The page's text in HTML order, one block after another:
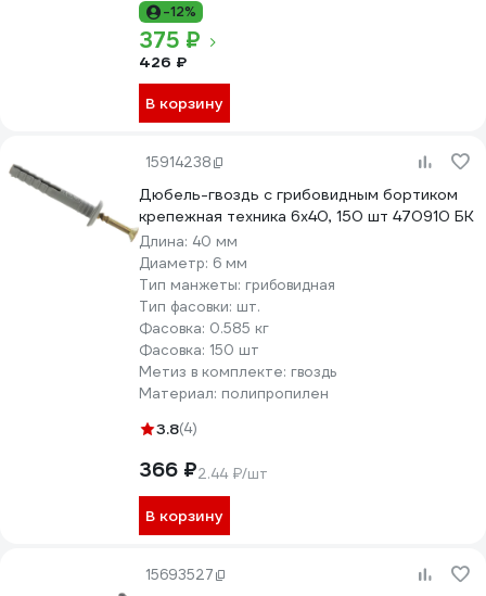
-12%
375 ₽
426 ₽
В корзину
15914238
Дюбель-гвоздь с грибовидным бортиком
крепежная техника 6x40, 150 шт 470910 БК
Длина: 40 мм
Диаметр: 6 мм
Тип манжеты: грибовидная
Тип фасовки: шт.
Фасовка: 0.585 кг
Фасовка: 150 шт
Метиз в комплекте: гвоздь
Материал: полипропилен
3.8(4)
366 ₽2.44 ₽/шт
В корзину
15693527